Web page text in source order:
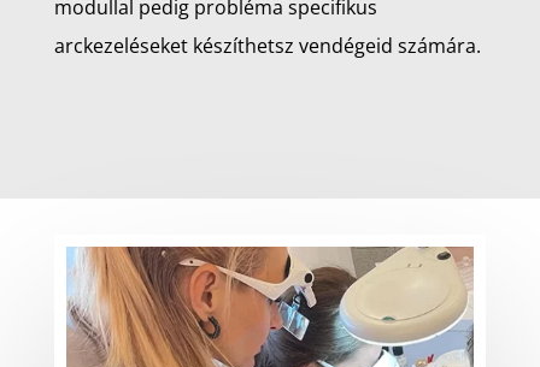
modullal pedig probléma specifikus
arckezeléseket készíthetsz vendégeid számára.